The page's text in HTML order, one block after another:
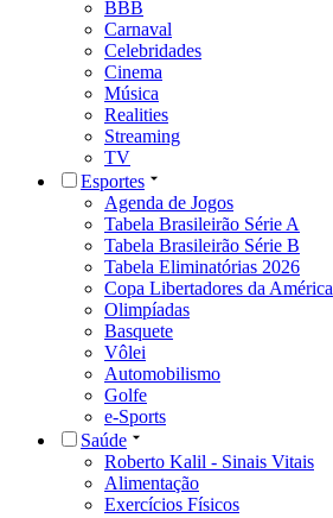
BBB
Carnaval
Celebridades
Cinema
Música
Realities
Streaming
TV
Esportes
Agenda de Jogos
Tabela Brasileirão Série A
Tabela Brasileirão Série B
Tabela Eliminatórias 2026
Copa Libertadores da América
Olimpíadas
Basquete
Vôlei
Automobilismo
Golfe
e-Sports
Saúde
Roberto Kalil - Sinais Vitais
Alimentação
Exercícios Físicos